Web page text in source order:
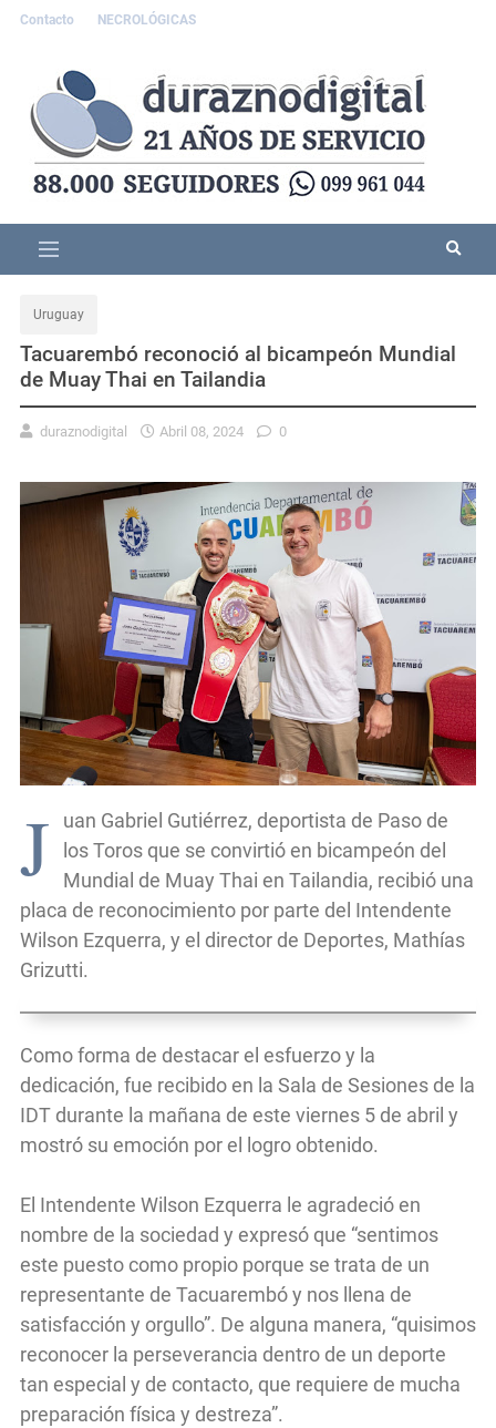
Contacto NECROLÓGICAS
Uruguay
Tacuarembó reconoció al bicampeón Mundial
de Muay Thai en Tailandia
duraznodigital Abril 08, 2024 0
J
uan Gabriel Gutiérrez, deportista de Paso de
los Toros que se convirtió en bicampeón del
Mundial de Muay Thai en Tailandia, recibió una
placa de reconocimiento por parte del Intendente
Wilson Ezquerra, y el director de Deportes, Mathías
Grizutti.
Como forma de destacar el esfuerzo y la
dedicación, fue recibido en la Sala de Sesiones de la
IDT durante la mañana de este viernes 5 de abril y
mostró su emoción por el logro obtenido.
El Intendente Wilson Ezquerra le agradeció en
nombre de la sociedad y expresó que “sentimos
este puesto como propio porque se trata de un
representante de Tacuarembó y nos llena de
satisfacción y orgullo”. De alguna manera, “quisimos
reconocer la perseverancia dentro de un deporte
tan especial y de contacto, que requiere de mucha
preparación física y destreza”.